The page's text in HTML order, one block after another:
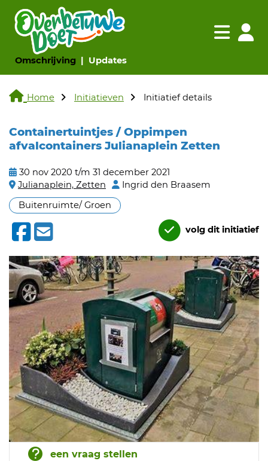
Omschrijving(huidige pagina)
Updates(huidige pagina)
Navigatie
Home Initiatieven Initiatief details
Containertuintjes / Oppimpen
afvalcontainers Julianaplein Zetten
30 nov 2020 t/m 31 december 2021
Julianaplein, Zetten
Ingrid den Braasem
Buitenruimte/ Groen
volg dit initiatief
een vraag stellen